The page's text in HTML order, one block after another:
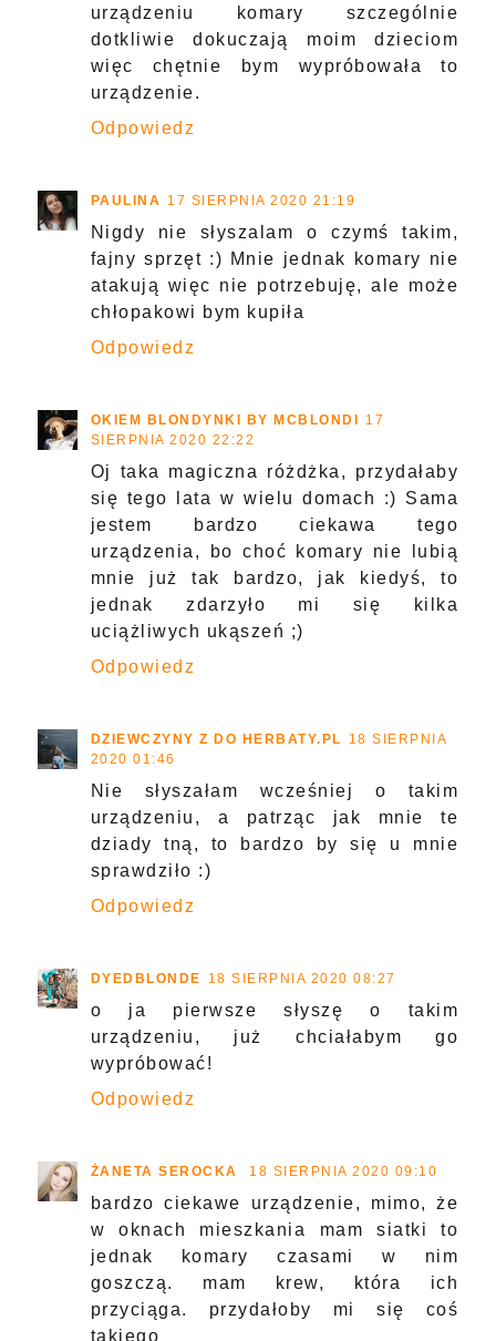
WIND OF RENEWAL 17 SIERPNIA 2020 16:00
Ooo jaka super sprawa! Nie miałam
pojęcia o takim urządzeniu! Wydaje mi
się, że zakupie go
Odpowiedz
HTTPS://WWW.TODOARMO.PL/ 17 SIERPNIA
2020 20:31
Nigdy nie słyszałam o takim
urządzeniu komary szczególnie
dotkliwie dokuczają moim dzieciom
urządzenie.
PAULINA 17 SIERPNIA 2020 21:19
Nigdy nie słyszalam o czymś takim,
fajny sprzęt :) Mnie jednak komary nie
atakują więc nie potrzebuję, ale może
chłopakowi bym kupiła
Odpowiedz
Oj taka magiczna różdżka, przydałaby
się tego lata w wielu domach :) Sama
jestem bardzo ciekawa tego
urządzenia, bo choć komary nie lubią
mnie już tak bardzo, jak kiedyś, to
jednak zdarzyło mi się kilka
uciążliwych ukąszeń ;)
DZIEWCZYNY Z DO HERBATY.PL
18 SIERPNIA
2020 01:46
Nie słyszałam wcześniej o takim
dziady tną, to bardzo by się u mnie
Odpowiedz
DYEDBLONDE 18 SIERPNIA 2020 08:27
o ja pierwsze słyszę o takim
urządzeniu, już chciałabym go
wypróbować!